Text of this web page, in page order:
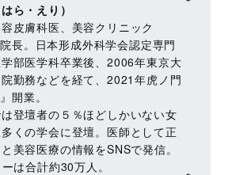
ら・えり）
皮膚科医、美容クリニック
長。日本形成外科学会認定専門
部医学科卒業後、2006年東京大
勤務などを経て、2021年虎ノ門
開業。
登壇者の５％ほどしかいない女
くの学会に登壇。医師として正
美容医療の情報をSNSで発信。
は合計約30万人。